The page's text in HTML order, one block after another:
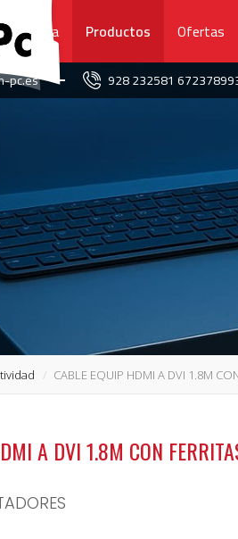
Portada Productos Ofertas
pc.es 928 232581
CABLE EQUIP HDMI A DVI 1.8M
A DVI 1.8M CON